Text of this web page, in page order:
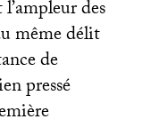
des
même délit
de
pressé